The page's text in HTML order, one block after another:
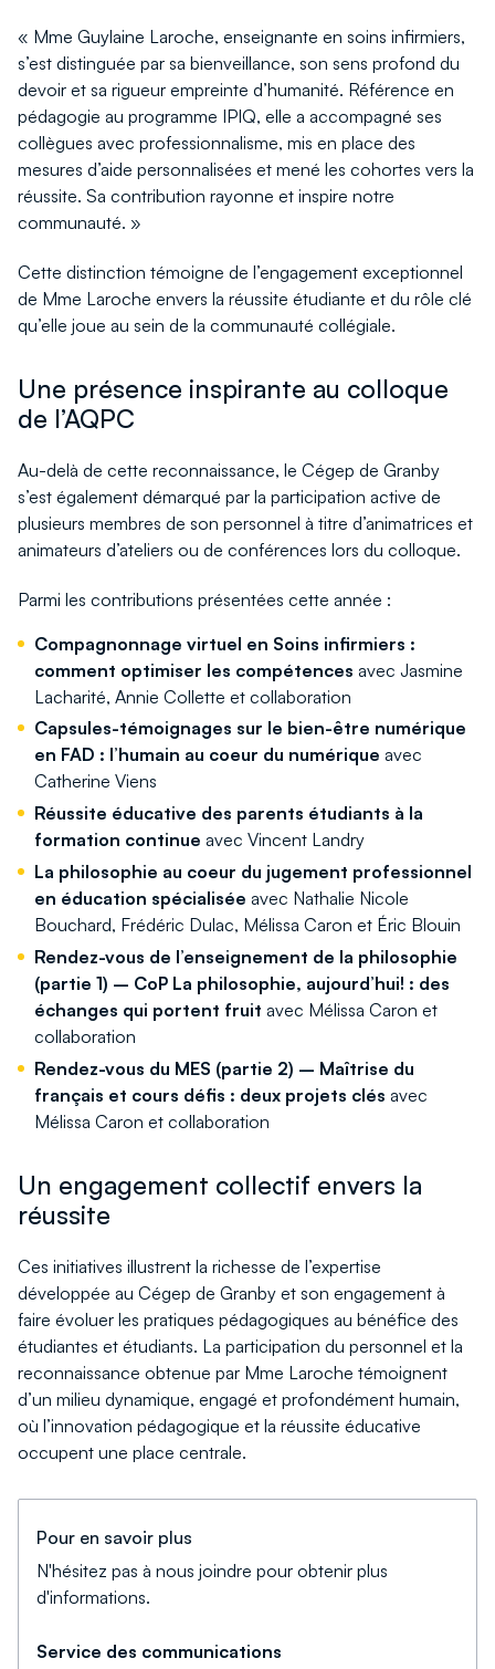
« Mme Guylaine Laroche, enseignante en soins infirmiers,
s’est distinguée par sa bienveillance, son sens profond du
devoir et sa rigueur empreinte d’humanité. Référence en
pédagogie au programme IPIQ, elle a accompagné ses
collègues avec professionnalisme, mis en place des
mesures d’aide personnalisées et mené les cohortes vers la
réussite. Sa contribution rayonne et inspire notre
communauté. »
Cette distinction témoigne de l’engagement exceptionnel
de Mme Laroche envers la réussite étudiante et du rôle clé
qu’elle joue au sein de la communauté collégiale.
Une présence inspirante au colloque
de l’AQPC
Au-delà de cette reconnaissance, le Cégep de Granby
s’est également démarqué par la participation active de
plusieurs membres de son personnel à titre d’animatrices et
animateurs d’ateliers ou de conférences lors du colloque.
Parmi les contributions présentées cette année :
Compagnonnage virtuel en Soins infirmiers :
comment optimiser les compétences avec Jasmine
Lacharité, Annie Collette et collaboration
Capsules-témoignages sur le bien-être numérique
en FAD : l’humain au coeur du numérique avec
Catherine Viens
Réussite éducative des parents étudiants à la
formation continue avec Vincent Landry
La philosophie au coeur du jugement professionnel
en éducation spécialisée avec Nathalie Nicole
Bouchard, Frédéric Dulac, Mélissa Caron et Éric Blouin
Rendez-vous de l’enseignement de la philosophie
(partie 1) – CoP La philosophie, aujourd’hui! : des
échanges qui portent fruit avec Mélissa Caron et
collaboration
Rendez-vous du MES (partie 2) – Maîtrise du
français et cours défis : deux projets clés avec
Mélissa Caron et collaboration
Un engagement collectif envers la
réussite
Ces initiatives illustrent la richesse de l’expertise
développée au Cégep de Granby et son engagement à
faire évoluer les pratiques pédagogiques au bénéfice des
étudiantes et étudiants. La participation du personnel et la
reconnaissance obtenue par Mme Laroche témoignent
d’un milieu dynamique, engagé et profondément humain,
où l’innovation pédagogique et la réussite éducative
occupent une place centrale.
Pour en savoir plus
N'hésitez pas à nous joindre pour obtenir plus
d'informations.
Service des communications